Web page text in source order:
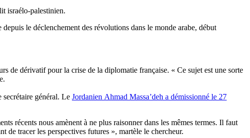
israélo-palestinien.
le déclenchement des révolutions dans le monde arabe, début
de dérivatif pour la crise de la diplomatie française. « Ce sujet est une sorte
général. Le Jordanien Ahmad Massa’deh a démissionné le 27
récents nous amènent à ne plus raisonner dans les mêmes termes. Il faut
de tracer les perspectives futures », martèle le chercheur.